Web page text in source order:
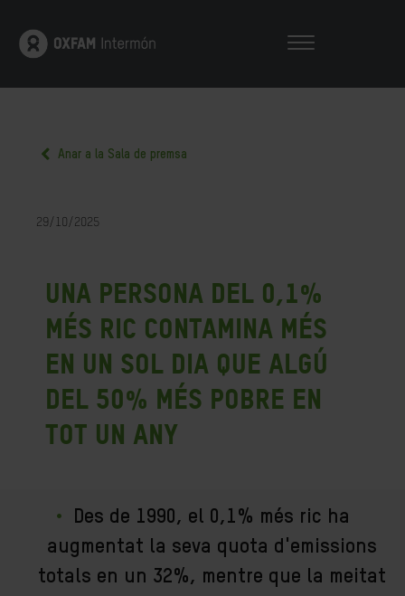
Anar a la Sala de premsa
29/10/2025
Una persona del 0,1%
més ric contamina més
en un sol dia que algú
del 50% més pobre en
tot un any
Des de 1990, el 0,1% més ric ha
augmentat la seva quota d'emissions
totals en un 32%, mentre que la meitat